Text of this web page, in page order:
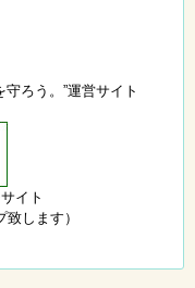
ろう。”運営サイト
イト
致します）